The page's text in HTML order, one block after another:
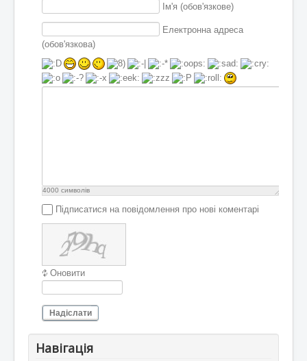
Ім'я (обов'язкове)
Електронна адреса
(обов'язкова)
4000 символів
Підписатися на повідомлення про нові коментарі
Оновити
Надіслати
Навігація